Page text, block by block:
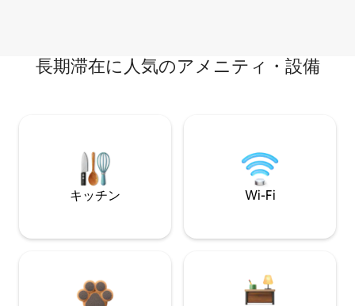
長期滞在に人気のアメニティ・設備
キッチン Wi-Fi